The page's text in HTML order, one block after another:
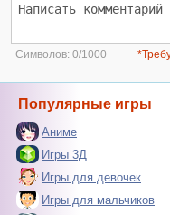
Символов: 0/1000
Популярные игры
Аниме
Игры 3Д
Игры для девочек
Игры для мальчиков